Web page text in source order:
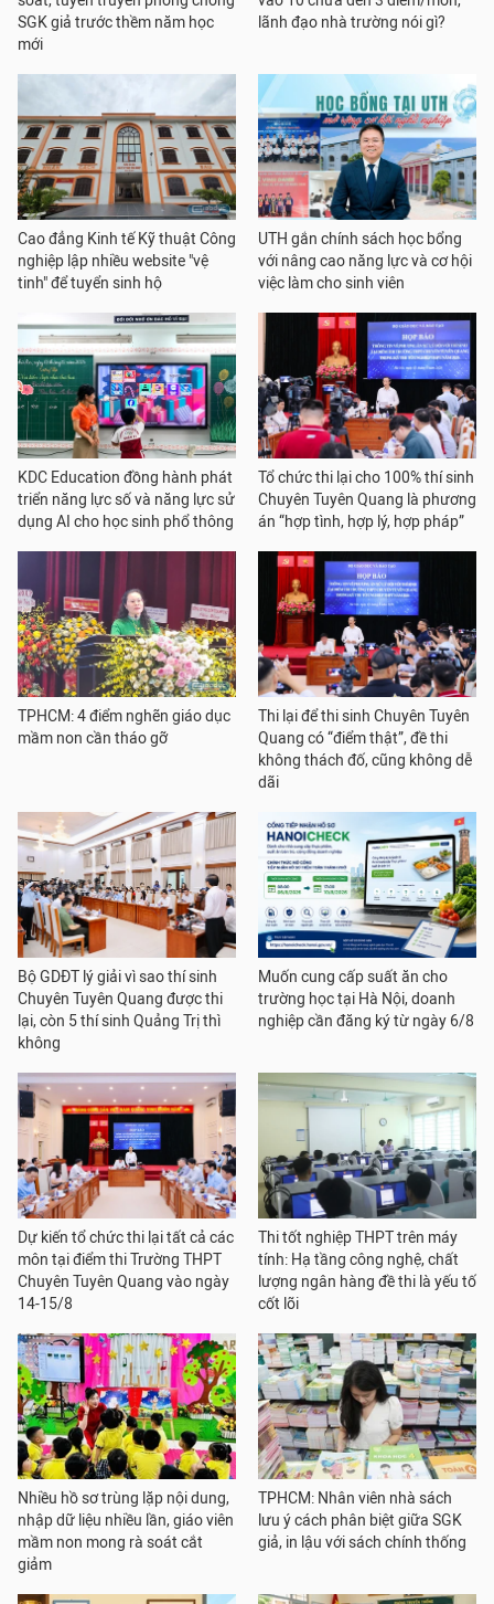
SGK giả trước thềm năm học
mới
lãnh đạo nhà trường nói gì?
Cao đẳng Kinh tế Kỹ thuật Công
nghiệp lập nhiều website "vệ
tinh" để tuyển sinh hộ
UTH gắn chính sách học bổng
với nâng cao năng lực và cơ hội
việc làm cho sinh viên
KDC Education đồng hành phát
triển năng lực số và năng lực sử
dụng AI cho học sinh phổ thông
Tổ chức thi lại cho 100% thí sinh
Chuyên Tuyên Quang là phương
án “hợp tình, hợp lý, hợp pháp”
TPHCM: 4 điểm nghẽn giáo dục
mầm non cần tháo gỡ
Thi lại để thi sinh Chuyên Tuyên
Quang có “điểm thật”, đề thi
không thách đố, cũng không dễ
dãi
Bộ GDĐT lý giải vì sao thí sinh
Chuyên Tuyên Quang được thi
lại, còn 5 thí sinh Quảng Trị thì
không
Muốn cung cấp suất ăn cho
trường học tại Hà Nội, doanh
nghiệp cần đăng ký từ ngày 6/8
Dự kiến tổ chức thi lại tất cả các
môn tại điểm thi Trường THPT
Chuyên Tuyên Quang vào ngày
14-15/8
Thi tốt nghiệp THPT trên máy
tính: Hạ tầng công nghệ, chất
lượng ngân hàng đề thi là yếu tố
cốt lõi
Nhiều hồ sơ trùng lặp nội dung,
nhập dữ liệu nhiều lần, giáo viên
mầm non mong rà soát cắt
giảm
TPHCM: Nhân viên nhà sách
lưu ý cách phân biệt giữa SGK
giả, in lậu với sách chính thống